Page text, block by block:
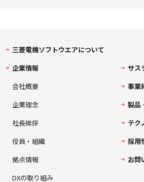
三菱電機ソフトウエアについて
企業情報
会社概要
企業理念
社長挨拶
役員・組織
拠点情報
DXの取り組み
サス
事業
製品
テク
採用
お問